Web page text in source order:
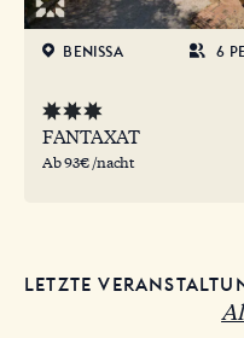
BENISSA 6
FANTAXAT
Ab 93€ /nacht
LETZTE